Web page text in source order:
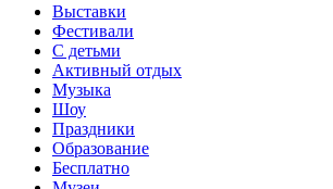
Выставки
Фестивали
С детьми
Активный отдых
Музыка
Шоу
Праздники
Образование
Бесплатно